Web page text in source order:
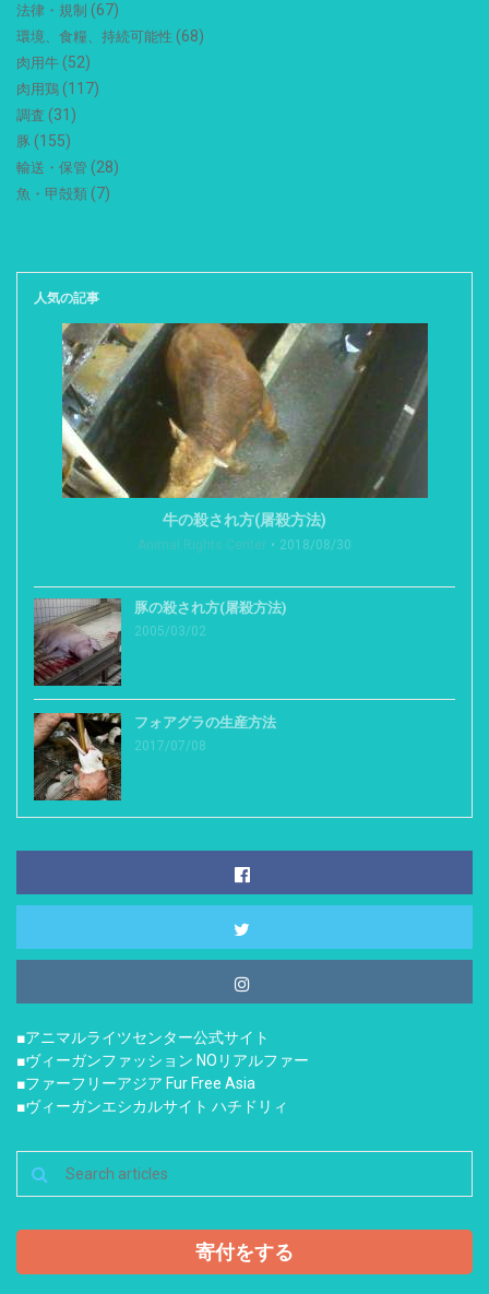
法律・規制 (67)
環境、食糧、持続可能性 (68)
肉用牛 (52)
肉用鶏 (117)
調査 (31)
豚 (155)
輸送・保管 (28)
魚・甲殻類 (7)
人気の記事
牛の殺され方(屠殺方法)
Animal Rights Center 2018/08/30
豚の殺され方(屠殺方法)
2005/03/02
フォアグラの生産方法
2017/07/08
■アニマルライツセンター公式サイト
■ヴィーガンファッション NOリアルファー
■ファーフリーアジア Fur Free Asia
■ヴィーガンエシカルサイト ハチドリィ
寄付をする